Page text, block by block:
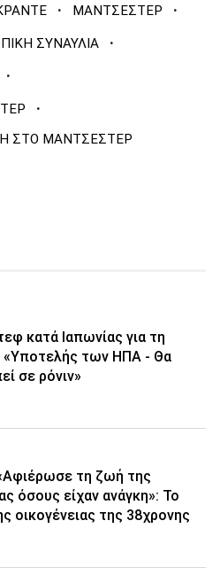
· ΜΑΝΤΣΕΣΤΕΡ ·
ΣΥΝΑΥΛΙΑ ·
·
·
ΣΤΟ ΜΑΝΤΣΕΣΤΕΡ
κατά Ιαπωνίας για τη
«Υποτελής των ΗΠΑ - Θα
σε ρόνιν»
τη ζωή της
όσους είχαν ανάγκη»: Το
οικογένειας της 38χρονης